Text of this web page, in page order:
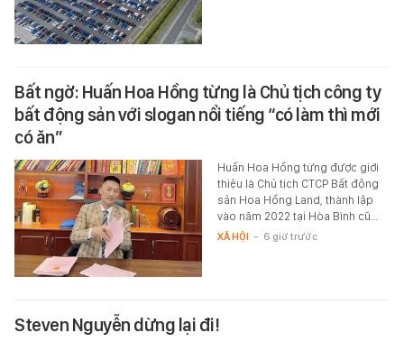
Bất ngờ: Huấn Hoa Hồng từng là Chủ tịch công ty
bất động sản với slogan nổi tiếng “có làm thì mới
có ăn”
Huấn Hoa Hồng từng được giới
thiệu là Chủ tịch CTCP Bất động
sản Hoa Hồng Land, thành lập
vào năm 2022 tại Hòa Bình cũ…
XÃ HỘI - 6 giờ trước
Steven Nguyễn dừng lại đi!